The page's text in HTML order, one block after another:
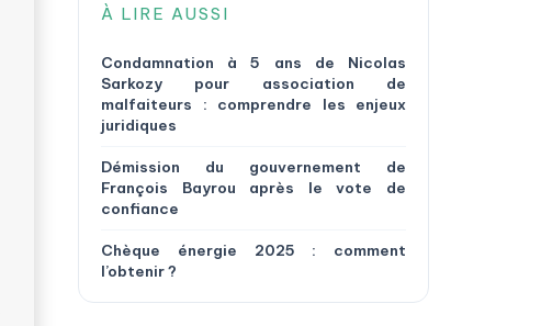
À LIRE AUSSI
Condamnation à 5 ans de Nicolas
Sarkozy pour association de
malfaiteurs : comprendre les enjeux
juridiques
Démission du gouvernement de
François Bayrou après le vote de
confiance
Chèque énergie 2025 : comment
l’obtenir ?